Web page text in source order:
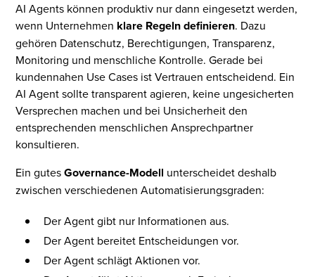
AI Agents können produktiv nur dann eingesetzt werden,
wenn Unternehmen klare Regeln definieren. Dazu
gehören Datenschutz, Berechtigungen, Transparenz,
Monitoring und menschliche Kontrolle. Gerade bei
kundennahen Use Cases ist Vertrauen entscheidend. Ein
AI Agent sollte transparent agieren, keine ungesicherten
Versprechen machen und bei Unsicherheit den
entsprechenden menschlichen Ansprechpartner
konsultieren.
Ein gutesGovernance-Modell unterscheidet deshalb
zwischen verschiedenen Automatisierungsgraden:
Der Agent gibt nur Informationen aus.
Der Agent bereitet Entscheidungen vor.
Der Agent schlägt Aktionen vor.